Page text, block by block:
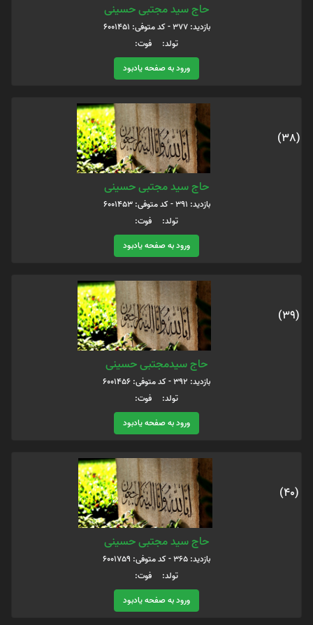
حاج سید مجتبی حسینی
بازدید: 377 - کد متوفی: 6001451
تولد: فوت:
ورود به صفحه یادبود
(38)
حاج سید مجتبی حسینی
بازدید: 391 - کد متوفی: 6001453
تولد: فوت:
ورود به صفحه یادبود
(39)
حاج سیدمجتبی حسینی
بازدید: 392 - کد متوفی: 6001456
تولد: فوت:
ورود به صفحه یادبود
(40)
حاج سید مجتبی حسینی
بازدید: 365 - کد متوفی: 6001759
تولد: فوت:
ورود به صفحه یادبود